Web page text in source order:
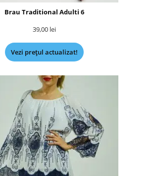
Brau Traditional Adulti 6
39,00 lei
Vezi prețul actualizat!